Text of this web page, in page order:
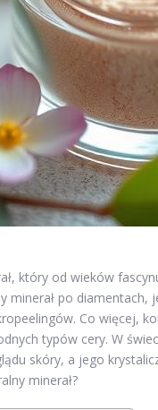
który od wieków
minerał po diamentach,
Co więcej,
typów cery. W
skóry, a jego
minerał?